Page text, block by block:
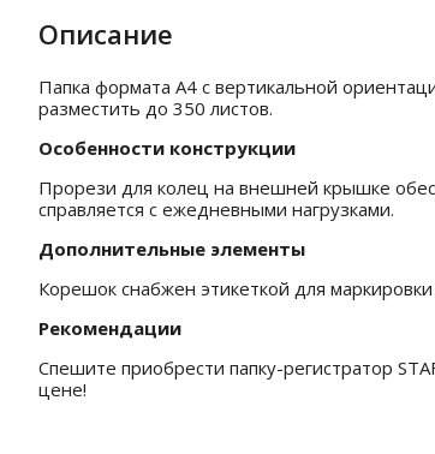
Описание
Папка формата А4 с вертикальной
разместить до 350 листов.
Особенности конструкции
Прорези для колец на внешней крышке
справляется с ежедневными нагрузками.
Дополнительные элементы
Корешок снабжен этикеткой для
Рекомендации
Спешите приобрести папку-регистратор
цене!